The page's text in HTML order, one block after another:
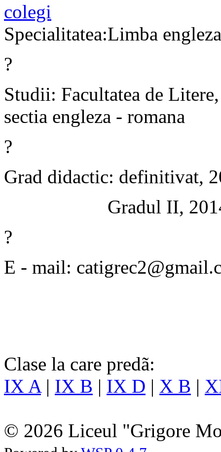
colegi
Specialitatea:Limba engleza
?
Studii: Facultatea de
sectia engleza - romana
?
Grad didactic: definitivat,
Gradul II,
?
E - mail:
Clase la care predã:
IX A | IX B | IX D | X B |
© 2026 Liceul "Grigore